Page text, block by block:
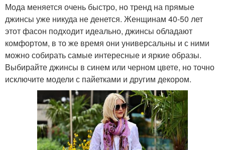
Мода меняется очень быстро, но тренд на прямые
джинсы уже никуда не денется. Женщинам 40-50 лет
этот фасон подходит идеально, джинсы обладают
комфортом, в то же время они универсальны и с ними
можно собирать самые интересные и яркие образы.
Выбирайте джинсы в синем или черном цвете, но точно
исключите модели с пайетками и другим декором.